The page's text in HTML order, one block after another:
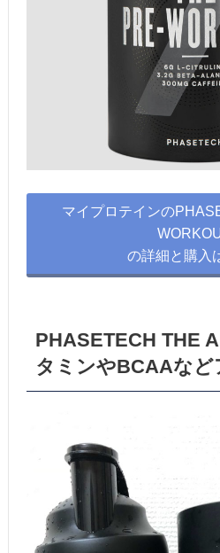
マイプロテインの
の詳細と購入
PHASETECH THE
タミンやBCAAなど